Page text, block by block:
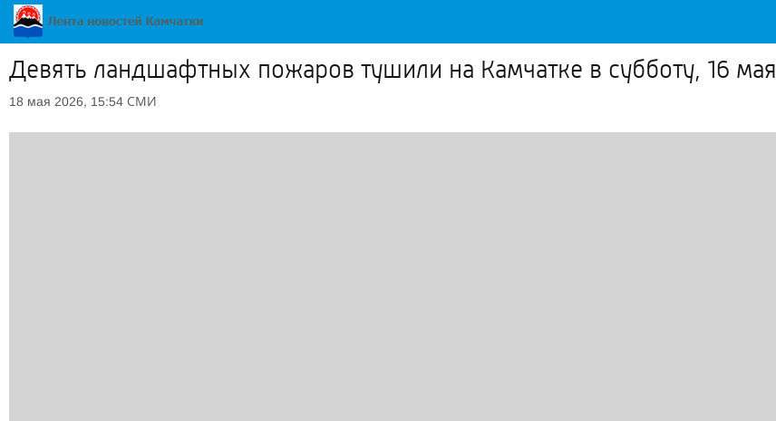
Девять ландшафтных пожаров тушили на Камчатке в субботу, 16 мая
18 мая 2026, 15:54 СМИ